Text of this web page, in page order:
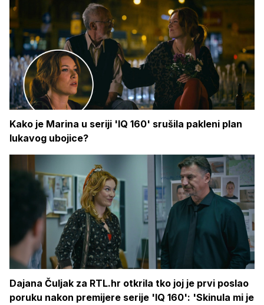
Kako je Marina u seriji 'IQ 160' srušila pakleni plan
lukavog ubojice?
Dajana Čuljak za RTL.hr otkrila tko joj je prvi poslao
poruku nakon premijere serije 'IQ 160': 'Skinula mi je